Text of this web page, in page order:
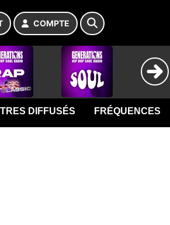
COMPTE
DIFFUSÉS FRÉQUENCES